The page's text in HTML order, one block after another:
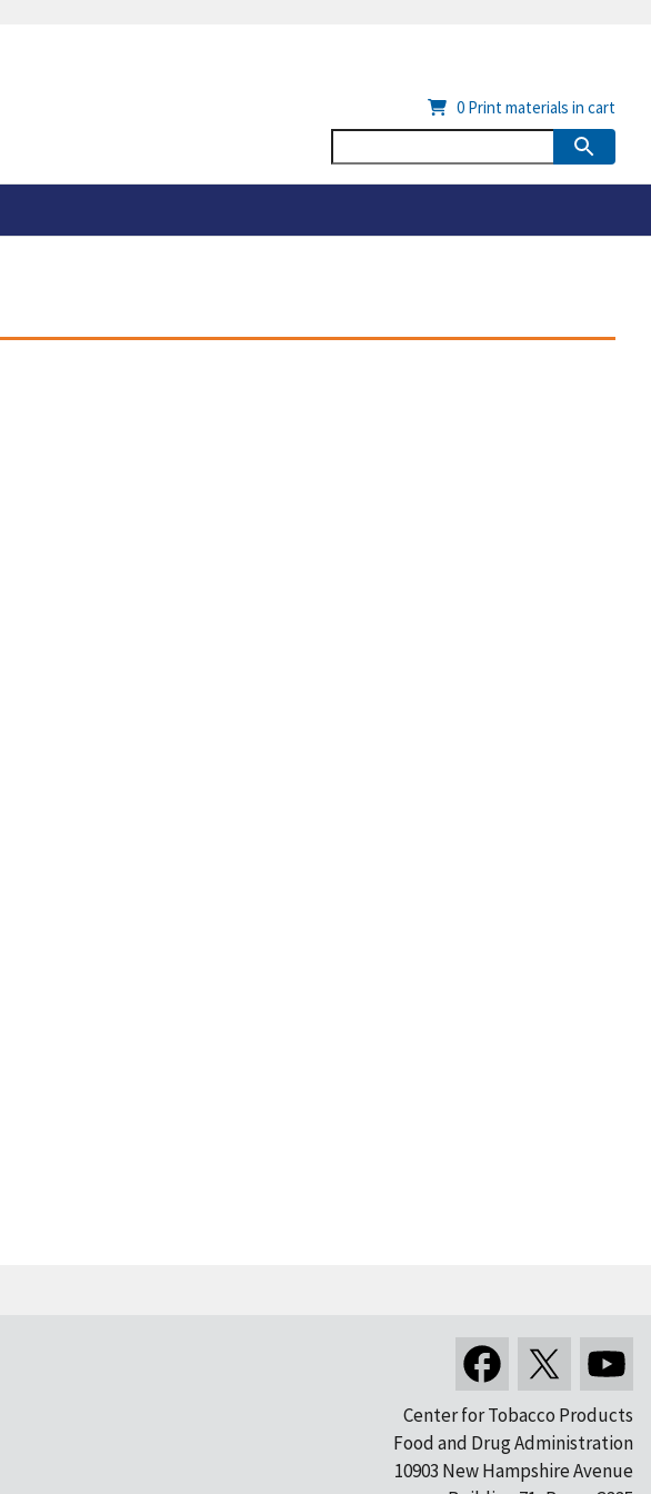
0 Print materials in cart
Center for Tobacco Products
Food and Drug Administration
10903 New Hampshire Avenue